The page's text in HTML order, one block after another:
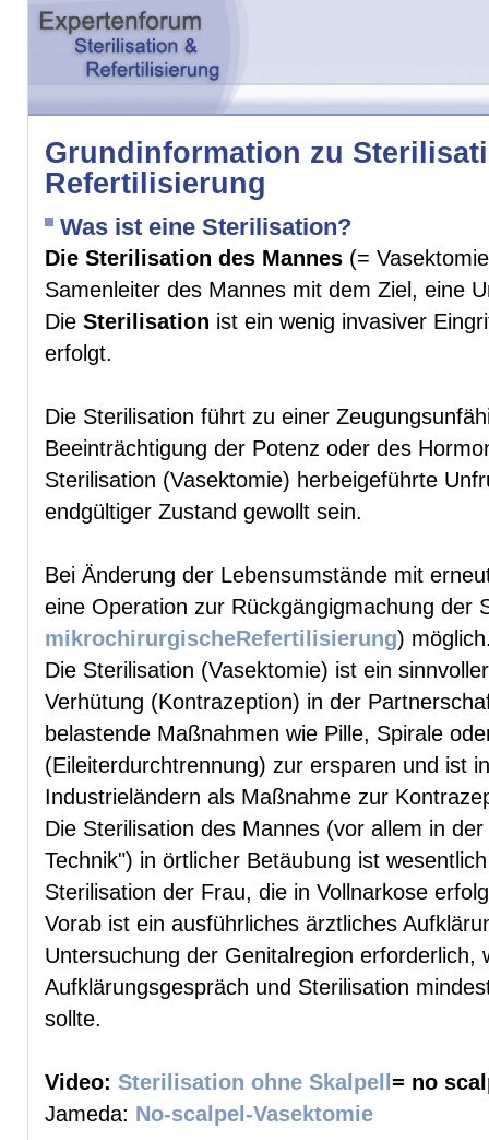
Grundinformation zu
Refertilisierung
Was ist eine Sterilisation?
Die Sterilisation des Mannes (=
Samenleiter des Mannes mit dem Ziel, eine
Die Sterilisation ist ein wenig invasiver
erfolgt.
Die Sterilisation führt zu einer
Beeinträchtigung der Potenz oder des
Sterilisation (Vasektomie) herbeigeführte
endgültiger Zustand gewollt sein.
Bei Änderung der Lebensumstände mit
eine Operation zur Rückgängigmachung der
mikrochirurgischeRefertilisierung)
Die Sterilisation (Vasektomie) ist ein
Verhütung (Kontrazeption) in der
belastende Maßnahmen wie Pille, Spirale
(Eileiterdurchtrennung) zur ersparen und ist
Industrieländern als Maßnahme zur
Die Sterilisation des Mannes (vor allem in
Technik") in örtlicher Betäubung ist
Sterilisation der Frau, die in Vollnarkose
Vorab ist ein ausführliches ärztliches
Untersuchung der Genitalregion erforderlich,
Aufklärungsgespräch und Sterilisation
sollte.
Video: Sterilisation ohne Skalpell = no
Jameda: No-scalpel-Vasektomie